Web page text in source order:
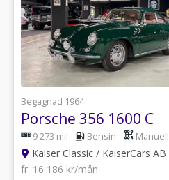
Begagnad 1964
Porsche 356 1600 C
9 273 mil Bensin Manuell
Kaiser Classic / KaiserCars AB
fr. 16 186 kr/mån